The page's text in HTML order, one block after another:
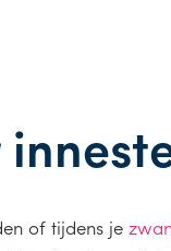
of tijdens je